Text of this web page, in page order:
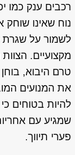
רכבים ענק כמו
נוח שאינו שוחק
לשמור על שגרת
מקצועיים.
טרם היבוא,
את המנועים
להיות בטוחים
שמגיע עם
פערי תיווך.